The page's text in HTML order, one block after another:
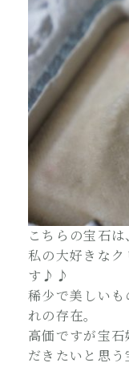
こちらの宝石は
私の大好きな
す♪♪
稀少で美しい
れの存在。
高価ですが宝
だきたいと思